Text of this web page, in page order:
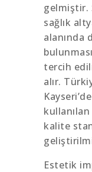
gelmiştir.
sağlık
alanında
tercih
alır.
kalite
Estetik